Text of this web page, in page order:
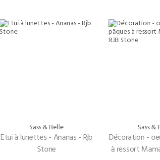
Sass & Belle
Etui à lunettes - Ananas - Rjb
Stone
Sass &
Décoration -
à ressort